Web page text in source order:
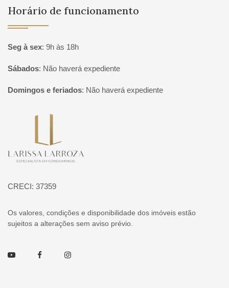
Horário de funcionamento
Seg à sex: 9h às 18h
Sábados: Não haverá expediente
Domingos e feriados: Não haverá expediente
CRECI: 37359
Os valores, condições e disponibilidade dos imóveis estão
sujeitos a alterações sem aviso prévio.
Youtube FacebookInstagram